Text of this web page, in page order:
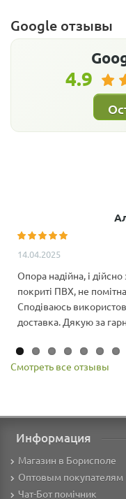
Google отзывы
4.9
14.04.2025
Опора надійна, і
покриті ПВХ, не
Сподіваюсь
доставка. Дякую за
Смотреть все отзывы
Информация
Магазин в Борисполе
Оптовым покупателям
Чат-Бот помічник